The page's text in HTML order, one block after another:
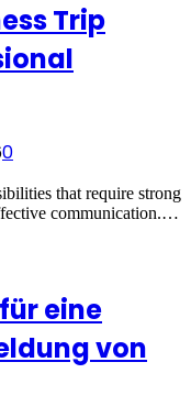
Trip
0
that require strong
communication.…
eine
von